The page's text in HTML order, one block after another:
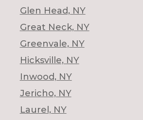
Glen Head, NY
Great Neck, NY
Greenvale, NY
Hicksville, NY
Inwood, NY
Jericho, NY
Laurel, NY